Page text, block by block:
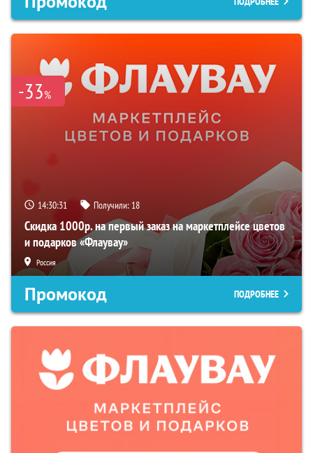
-33%
14:30:30 Получили: 18
Скидка 1000р. на первый заказ на маркетплейсе цветов
и подарков «Флаувау»
Россия
Промокод ПОДРОБНЕЕ